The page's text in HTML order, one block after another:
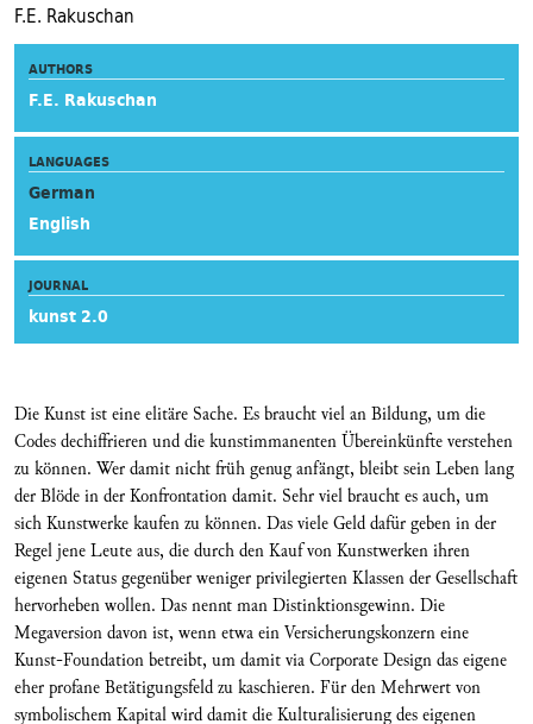
F.E. Rakuschan
AUTHORS
F.E. Rakuschan
LANGUAGES
German
English
JOURNAL
kunst 2.0
Die Kunst ist eine elitäre Sache. Es braucht viel an Bildung, um die
Codes dechiffrieren und die kunstimmanenten Übereinkünfte verstehen
zu können. Wer damit nicht früh genug anfängt, bleibt sein Leben lang
der Blöde in der Konfrontation damit. Sehr viel braucht es auch, um
sich Kunstwerke kaufen zu können. Das viele Geld dafür geben in der
Regel jene Leute aus, die durch den Kauf von Kunstwerken ihren
eigenen Status gegenüber weniger privilegierten Klassen der Gesellschaft
hervorheben wollen. Das nennt man Distinktionsgewinn. Die
Megaversion davon ist, wenn etwa ein Versicherungskonzern eine
Kunst-Foundation betreibt, um damit via Corporate Design das eigene
eher profane Betätigungsfeld zu kaschieren. Für den Mehrwert von
symbolischem Kapital wird damit die Kulturalisierung des eigenen